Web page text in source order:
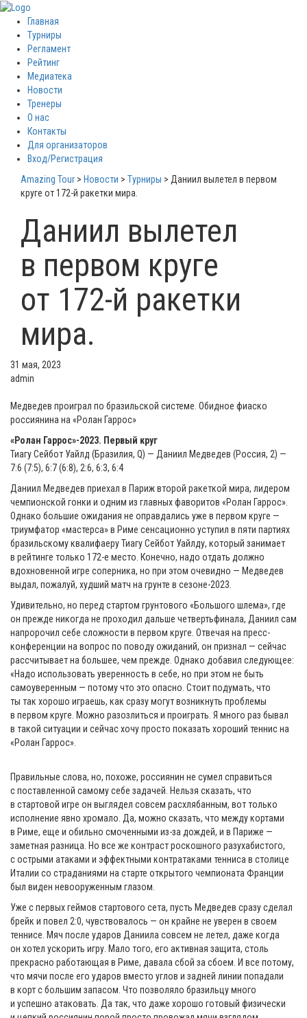
Главная
Турниры
Регламент
Рейтинг
Медиатека
Новости
Тренеры
О нас
Контакты
Для организаторов
Вход/Регистрация
Amazing Tour > Новости > Турниры > Даниил вылетел в первом
круге от 172-й ракетки мира.
Даниил вылетел
в первом круге
от 172-й ракетки
мира.
31 мая, 2023
admin
Медведев проиграл по бразильской системе. Обидное фиаско
россиянина на «Ролан Гаррос»
«Ролан Гаррос»-2023. Первый круг
Тиагу Сейбот Уайлд (Бразилия, Q) — Даниил Медведев (Россия, 2) —
7:6 (7:5), 6:7 (6:8), 2:6, 6:3, 6:4
Даниил Медведев приехал в Париж второй ракеткой мира, лидером
чемпионской гонки и одним из главных фаворитов «Ролан Гаррос».
Однако большие ожидания не оправдались уже в первом круге —
триумфатор «мастерса» в Риме сенсационно уступил в пяти партиях
бразильскому квалифаеру Тиагу Сейбот Уайлду, который занимает
в рейтинге только 172-е место. Конечно, надо отдать должно
вдохновенной игре соперника, но при этом очевидно — Медведев
выдал, пожалуй, худший матч на грунте в сезоне-2023.
Удивительно, но перед стартом грунтового «Большого шлема», где
он прежде никогда не проходил дальше четвертьфинала, Даниил сам
напророчил себе сложности в первом круге. Отвечая на пресс-
конференции на вопрос по поводу ожиданий, он признал — сейчас
рассчитывает на большее, чем прежде. Однако добавил следующее:
«Надо использовать уверенность в себе, но при этом не быть
самоуверенным — потому что это опасно. Стоит подумать, что
ты так хорошо играешь, как сразу могут возникнуть проблемы
в первом круге. Можно разозлиться и проиграть. Я много раз бывал
в такой ситуации и сейчас хочу просто показать хороший теннис на
«Ролан Гаррос».
Правильные слова, но, похоже, россиянин не сумел справиться
с поставленной самому себе задачей. Нельзя сказать, что
в стартовой игре он выглядел совсем расхлябанным, вот только
исполнение явно хромало. Да, можно сказать, что между кортами
в Риме, еще и обильно смоченными из-за дождей, и в Париже —
заметная разница. Но все же контраст роскошного разухабистого,
с острыми атаками и эффектными контратаками тенниса в столице
Италии со страданиями на старте открытого чемпионата Франции
был виден невооруженным глазом.
Уже с первых геймов стартового сета, пусть Медведев сразу сделал
брейк и повел 2:0, чувствовалось — он крайне не уверен в своем
теннисе. Мяч после ударов Даниила совсем не летел, даже когда
он хотел ускорить игру. Мало того, его активная защита, столь
прекрасно работающая в Риме, давала сбой за сбоем. И все потому,
что мячи после его ударов вместо углов и задней линии попадали
в корт с большим запасом. Что позволяло бразильцу много
и успешно атаковать. Да так, что даже хорошо готовый физически